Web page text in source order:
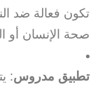
تكون فعالة ضد
صحة الإنسان أو
تطبيق مدروس: